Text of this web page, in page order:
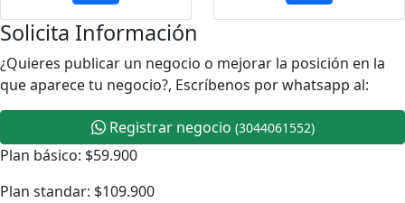
Solicita Información
¿Quieres publicar un negocio o mejorar la posición en la
que aparece tu negocio?, Escríbenos por whatsapp al:
Registrar negocio (3044061552)
Plan básico: $59.900
Plan standar: $109.900